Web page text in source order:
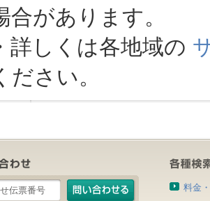
合があります。
しくは各地域の
ださい。
料金